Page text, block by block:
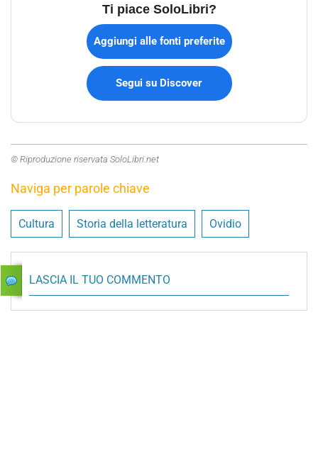
Ti piace SoloLibri?
Aggiungi alle fonti preferite
Segui su Discover
© Riproduzione riservata SoloLibri.net
Naviga per parole chiave
Cultura Storia della letteratura Ovidio
LASCIA IL TUO COMMENTO